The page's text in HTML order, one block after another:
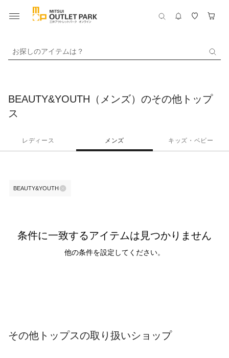
お探しのアイテムは？
BEAUTY&YOUTH（メンズ）のその他トップ
ス
レディース メンズ キッズ・ベビー
BEAUTY&YOUTH
条件に一致するアイテムは見つかりません
他の条件を設定してください。
その他トップスの取り扱いショップ